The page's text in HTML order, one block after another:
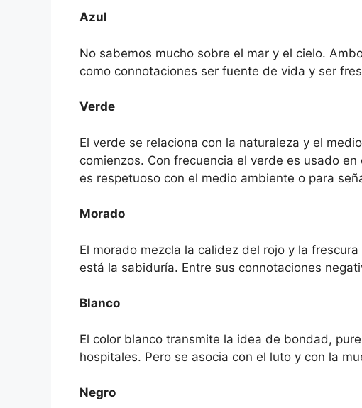
Azul
No sabemos mucho sobre el mar y el cielo.
como connotaciones ser fuente de vida y ser
Verde
El verde se relaciona con la naturaleza y el
comienzos. Con frecuencia el verde es usado
es respetuoso con el medio ambiente o para
Morado
El morado mezcla la calidez del rojo y la
está la sabiduría. Entre sus connotaciones
Blanco
El color blanco transmite la idea de bondad,
hospitales. Pero se asocia con el luto y con la
Negro